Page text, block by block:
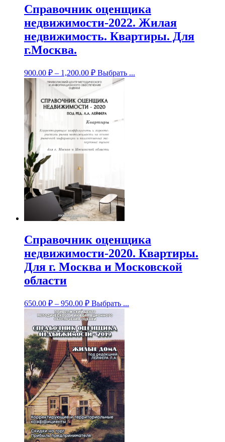
Справочник оценщика
недвижимости-2022. Жилая
недвижимость. Квартиры. Для
г.Москва.
900.00 ₽ – 1,200.00 ₽ Выбрать ...
Справочник оценщика
недвижимости-2020. Квартиры.
Для г. Москва и Московской
области
650.00 ₽ – 950.00 ₽ Выбрать ...